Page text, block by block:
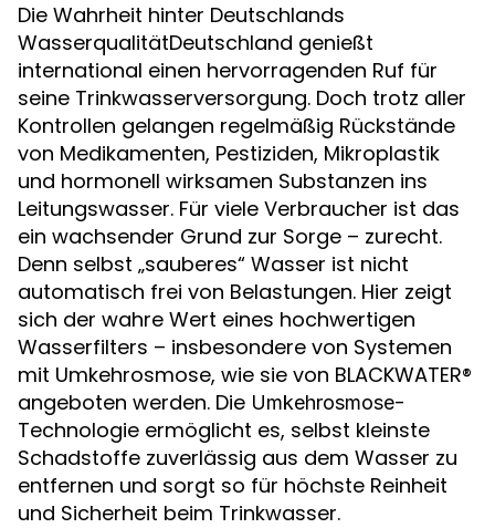
Die Wahrheit hinter Deutschlands
WasserqualitätDeutschland genießt
international einen hervorragenden Ruf für
seine Trinkwasserversorgung. Doch trotz aller
Kontrollen gelangen regelmäßig Rückstände
von Medikamenten, Pestiziden, Mikroplastik
und hormonell wirksamen Substanzen ins
Leitungswasser. Für viele Verbraucher ist das
ein wachsender Grund zur Sorge – zurecht.
Denn selbst „sauberes“ Wasser ist nicht
automatisch frei von Belastungen. Hier zeigt
sich der wahre Wert eines hochwertigen
Wasserfilters – insbesondere von Systemen
mit Umkehrosmose, wie sie von BLACKWATER®
angeboten werden. Die Umkehrosmose-
Technologie ermöglicht es, selbst kleinste
Schadstoffe zuverlässig aus dem Wasser zu
entfernen und sorgt so für höchste Reinheit
und Sicherheit beim Trinkwasser.